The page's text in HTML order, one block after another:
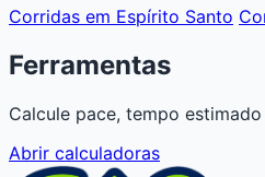
Corridas em Espírito Santo
Ferramentas
Calcule pace, tempo
Abrir calculadoras